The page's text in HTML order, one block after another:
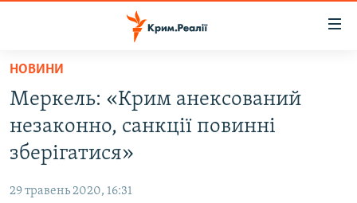
Перейти
основного
матеріалу
Перейти
до
основної
ВОДА.КРИМ
ВІДЕО ТА ФОТО
БЛОГИ
НОВИНИ
Меркель: «Крим анексований
незаконно, санкції повинні
зберігатися»
29 травень 2020, 16:31